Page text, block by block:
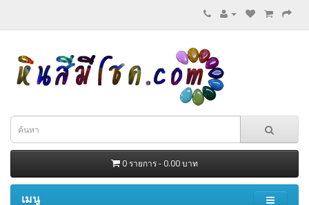
0 รายการ - 0.00 บาท
เมนู